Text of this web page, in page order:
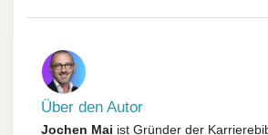
Über den Autor
Jochen Mai ist Gründer der